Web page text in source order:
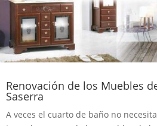
Renovación de los Muebles
Saserra
A veces el cuarto de baño no